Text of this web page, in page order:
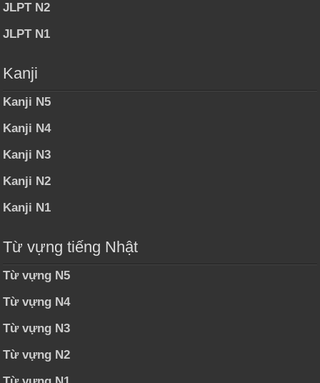
JLPT N2
JLPT N1
Kanji
Kanji N5
Kanji N4
Kanji N3
Kanji N2
Kanji N1
Từ vựng tiếng Nhật
Từ vựng N5
Từ vựng N4
Từ vựng N3
Từ vựng N2